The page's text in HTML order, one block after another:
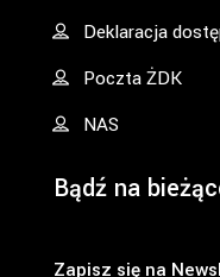
Deklaracja
Poczta ŻDK
NAS
Bądź na